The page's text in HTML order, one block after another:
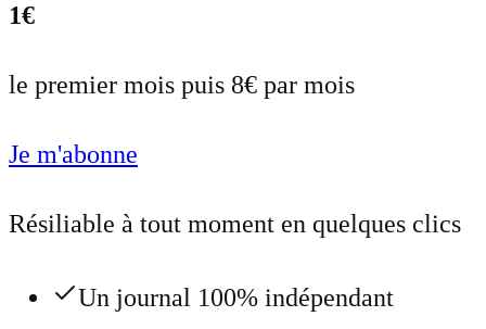
1€
le premier mois puis 8€ par mois
Je m'abonne
Résiliable à tout moment en quelques clics
Un journal 100% indépendant